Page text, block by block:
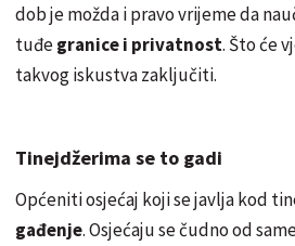
dob je možda i pravo vrijeme da
tuđegranice i privatnost. Što će
takvog iskustva zaključiti.
Tinejdžerima se to gadi
Općeniti osjećaj koji se javlja kod
gađenje. Osjećaju se čudno od